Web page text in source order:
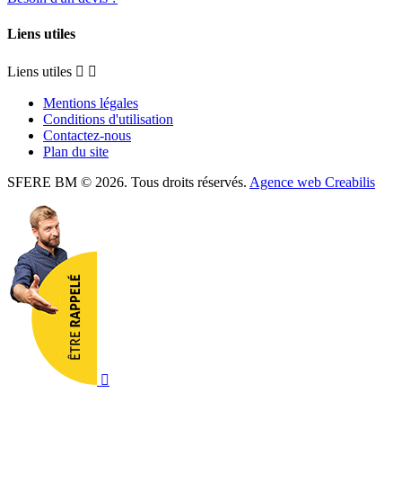
Liens utiles
Liens utiles  
Mentions légales
Conditions d'utilisation
Contactez-nous
Plan du site
SFERE BM © 2026. Tous droits réservés. Agence web Creabilis
